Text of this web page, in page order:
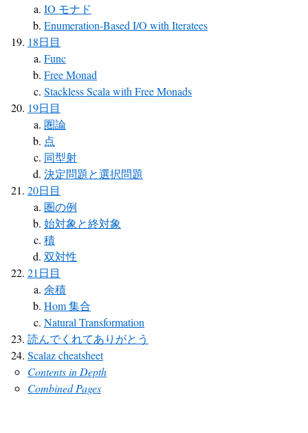
IO モナド
Enumeration-Based I/O with Iteratees
18日目
Func
Free Monad
Stackless Scala with Free Monads
19日目
圏論
点
同型射
決定問題と選択問題
20日目
圏の例
始対象と終対象
積
双対性
21日目
余積
Hom 集合
Natural Transformation
読んでくれてありがとう
Scalaz cheatsheet
Contents in Depth
Combined Pages